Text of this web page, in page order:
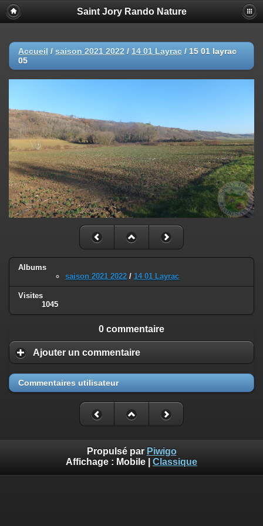
Saint Jory Rando Nature
Accueil / saison 2021 2022 / 14 01 Layrac / 15 01 layrac
05
Albums
saison 2021 2022 / 14 01 Layrac
Visites
1045
0 commentaire
Ajouter un commentaire
Commentaires utilisateur
Propulsé par Piwigo
Affichage : Mobile Classique